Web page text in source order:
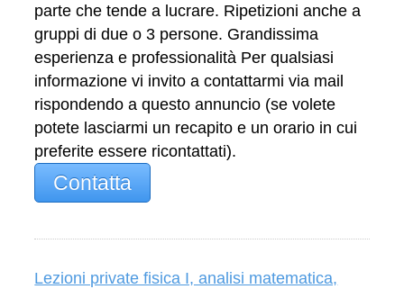
parte che tende a lucrare. Ripetizioni anche a
gruppi di due o 3 persone. Grandissima
esperienza e professionalità Per qualsiasi
informazione vi invito a contattarmi via mail
rispondendo a questo annuncio (se volete
potete lasciarmi un recapito e un orario in cui
preferite essere ricontattati).
Contatta
Lezioni private fisica I, analisi matematica,